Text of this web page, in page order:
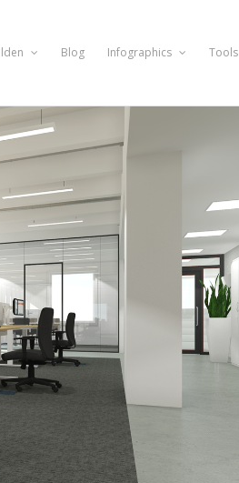
Blog Infographics Tools